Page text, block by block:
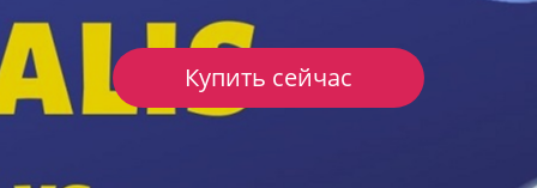
Купить сейчас